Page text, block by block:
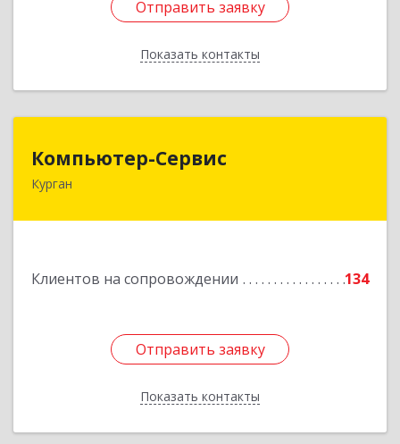
Отправить заявку
Показать контакты
Отправить заявку
Назад
Компьютер-Сервис
Курган
Клиентов на сопровождении 134
Отправить заявку
Показать контакты
Отправить заявку
Назад